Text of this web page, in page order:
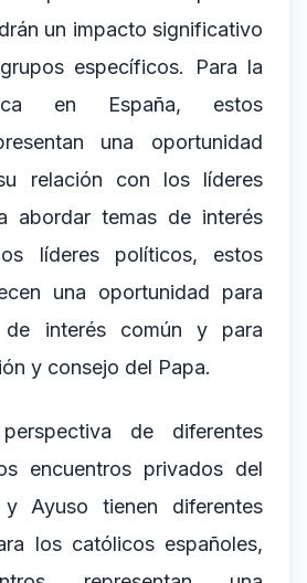
un impacto significativo
específicos. Para la
en España, estos
una oportunidad
relación con los líderes
abordar temas de interés
líderes políticos, estos
una oportunidad para
de interés común y para
y consejo del Papa.
de diferentes
encuentros privados del
Ayuso tienen diferentes
los católicos españoles,